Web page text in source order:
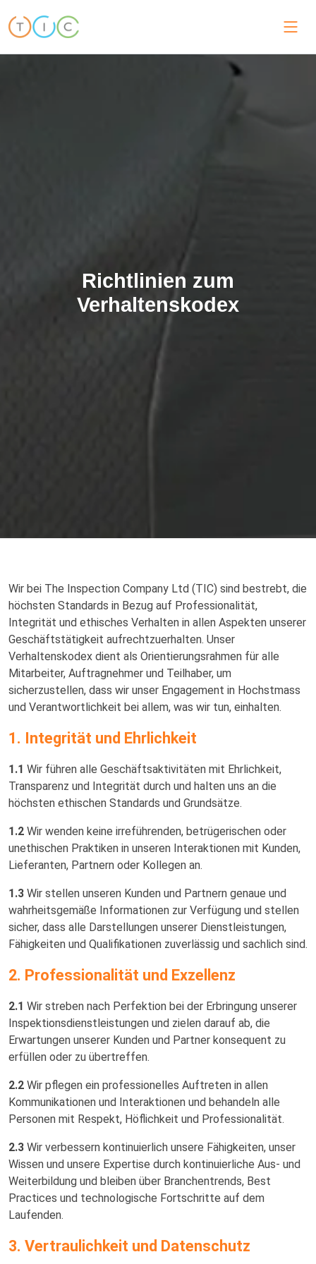
Richtlinien zum
Verhaltenskodex
Wir bei The Inspection Company Ltd (TIC) sind bestrebt, die
höchsten Standards in Bezug auf Professionalität,
Integrität und ethisches Verhalten in allen Aspekten unserer
Geschäftstätigkeit aufrechtzuerhalten. Unser
Verhaltenskodex dient als Orientierungsrahmen für alle
Mitarbeiter, Auftragnehmer und Teilhaber, um
sicherzustellen, dass wir unser Engagement in Hochstmass
und Verantwortlichkeit bei allem, was wir tun, einhalten.
1. Integrität und Ehrlichkeit
1.1 Wir führen alle Geschäftsaktivitäten mit Ehrlichkeit,
Transparenz und Integrität durch und halten uns an die
höchsten ethischen Standards und Grundsätze.
1.2 Wir wenden keine irreführenden, betrügerischen oder
unethischen Praktiken in unseren Interaktionen mit Kunden,
Lieferanten, Partnern oder Kollegen an.
1.3 Wir stellen unseren Kunden und Partnern genaue und
wahrheitsgemäße Informationen zur Verfügung und stellen
sicher, dass alle Darstellungen unserer Dienstleistungen,
Fähigkeiten und Qualifikationen zuverlässig und sachlich sind.
2. Professionalität und Exzellenz
2.1 Wir streben nach Perfektion bei der Erbringung unserer
Inspektionsdienstleistungen und zielen darauf ab, die
Erwartungen unserer Kunden und Partner konsequent zu
erfüllen oder zu übertreffen.
2.2 Wir pflegen ein professionelles Auftreten in allen
Kommunikationen und Interaktionen und behandeln alle
Personen mit Respekt, Höflichkeit und Professionalität.
2.3 Wir verbessern kontinuierlich unsere Fähigkeiten, unser
Wissen und unsere Expertise durch kontinuierliche Aus- und
Weiterbildung und bleiben über Branchentrends, Best
Practices und technologische Fortschritte auf dem
Laufenden.
3. Vertraulichkeit und Datenschutz